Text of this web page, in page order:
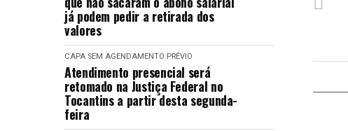
já podem pedir a retirada dos
valores
CAPA SEM AGENDAMENTO PRÉVIO
Atendimento presencial será
retomado na Justiça Federal no
Tocantins a partir desta segunda-
feira